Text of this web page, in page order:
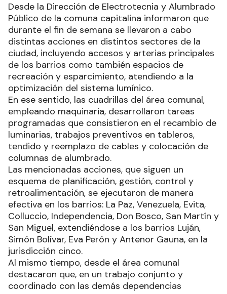
Desde la Dirección de Electrotecnia y Alumbrado
Público de la comuna capitalina informaron que
durante el fin de semana se llevaron a cabo
distintas acciones en distintos sectores de la
ciudad, incluyendo accesos y arterias principales
de los barrios como también espacios de
recreación y esparcimiento, atendiendo a la
optimización del sistema lumínico.
En ese sentido, las cuadrillas del área comunal,
empleando maquinaria, desarrollaron tareas
programadas que consistieron en el recambio de
luminarias, trabajos preventivos en tableros,
tendido y reemplazo de cables y colocación de
columnas de alumbrado.
Las mencionadas acciones, que siguen un
esquema de planificación, gestión, control y
retroalimentación, se ejecutaron de manera
efectiva en los barrios: La Paz, Venezuela, Evita,
Colluccio, Independencia, Don Bosco, San Martín y
San Miguel, extendiéndose a los barrios Luján,
Simón Bolívar, Eva Perón y Antenor Gauna, en la
jurisdicción cinco.
Al mismo tiempo, desde el área comunal
destacaron que, en un trabajo conjunto y
coordinado con las demás dependencias